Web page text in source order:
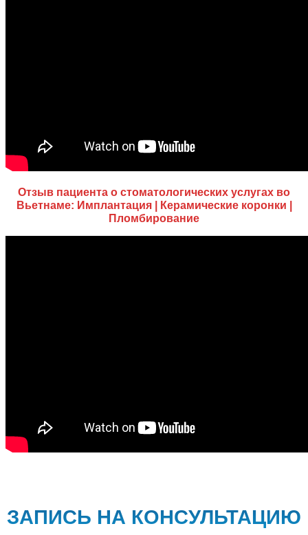
Отзыв пациента о стоматологических услугах во
Вьетнаме: Имплантация | Керамические коронки |
Пломбирование
ЗАПИСЬ НА КОНСУЛЬТАЦИЮ